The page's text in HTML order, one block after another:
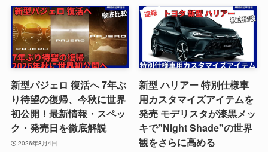
新型パジェロ 復活へ 7年ぶ
り待望の復帰、今秋に世界
初公開！最新情報・スペッ
ク・発売日を徹底解説
2026年8月4日
新型 ハリアー 特別仕様車
用カスタマイズアイテムを
発売 モデリスタが漆黒メッ
キで"Night Shade"の世界
観をさらに高める